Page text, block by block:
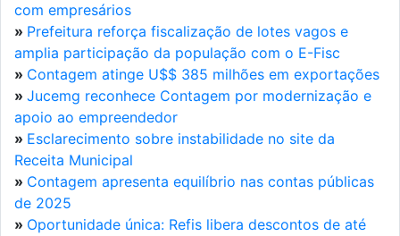
com empresários
» Prefeitura reforça fiscalização de lotes vagos e
amplia participação da população com o E-Fisc
» Contagem atinge U$$ 385 milhões em exportações
» Jucemg reconhece Contagem por modernização e
apoio ao empreendedor
» Esclarecimento sobre instabilidade no site da
Receita Municipal
» Contagem apresenta equilíbrio nas contas públicas
de 2025
» Oportunidade única: Refis libera descontos de até